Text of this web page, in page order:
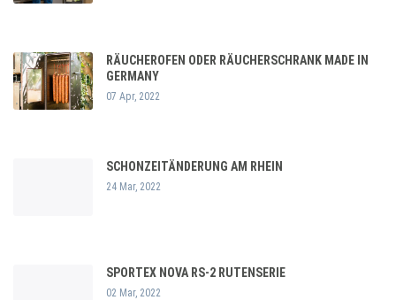
RÄUCHEROFEN ODER RÄUCHERSCHRANK MADE IN
GERMANY
07 Apr, 2022
SCHONZEITÄNDERUNG AM RHEIN
24 Mar, 2022
SPORTEX NOVA RS-2 RUTENSERIE
02 Mar, 2022